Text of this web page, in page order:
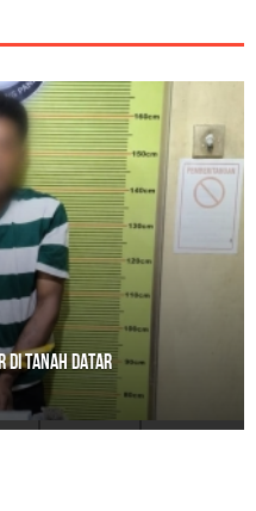
di Tanah Datar